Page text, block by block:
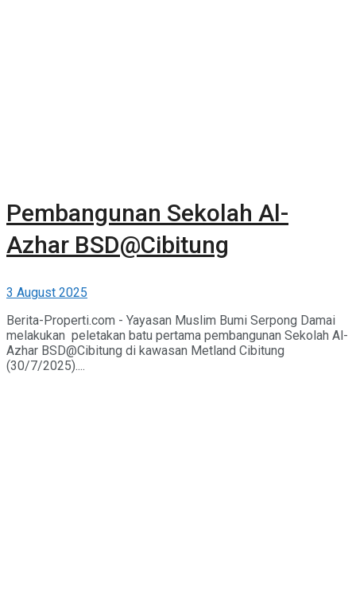
Pembangunan Sekolah Al-
Azhar BSD@Cibitung
3 August 2025
Berita-Properti.com - Yayasan Muslim Bumi Serpong Damai
melakukan peletakan batu pertama pembangunan Sekolah Al-
Azhar BSD@Cibitung di kawasan Metland Cibitung
(30/7/2025)....